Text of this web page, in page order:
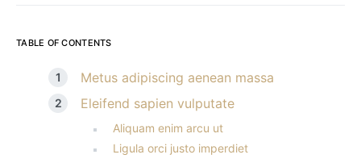
TABLE OF CONTENTS
Metus adipiscing aenean massa
Eleifend sapien vulputate
Aliquam enim arcu ut
Ligula orci justo imperdiet